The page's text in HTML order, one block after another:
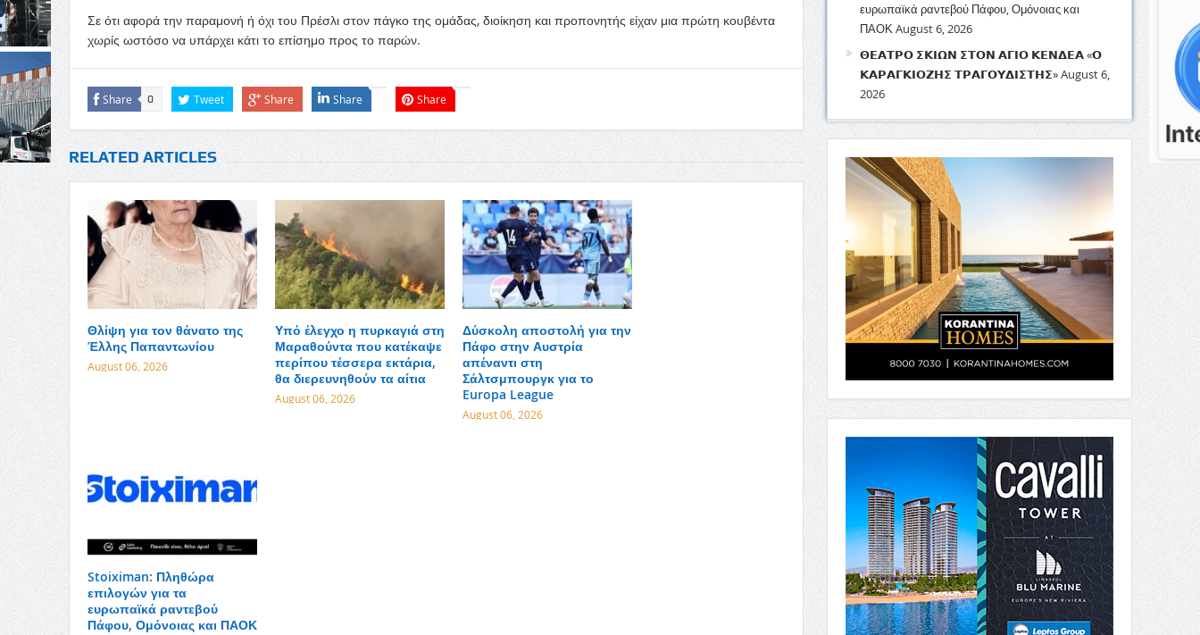
Σε ότι αφορά την παραμονή ή όχι του Πρέσλι στον πάγκο της ομάδας, διοίκηση και προπονητής είχαν μια πρώτη κουβέντα
χωρίς ωστόσο να υπάρχει κάτι το επίσημο προς το παρών.
Share 0 Tweet Share Share Share
RELATED ARTICLES
Θλίψη για τον θάνατο της
Έλλης Παπαντωνίου
August 06, 2026
Υπό έλεγχο η πυρκαγιά στη
Μαραθούντα που κατέκαψε
περίπου τέσσερα εκτάρια,
θα διερευνηθούν τα αίτια
August 06, 2026
Δύσκολη αποστολή για την
Πάφο στην Αυστρία
απέναντι στη
Σάλτσμπουργκ για το
Europa League
August 06, 2026
Stoiximan: Πληθώρα
επιλογών για τα
ευρωπαϊκά ραντεβού
Πάφου, Ομόνοιας και ΠΑΟΚ
ευρωπαϊκά ραντεβού Πάφου, Ομόνοιας και
ΠΑΟΚAugust 6, 2026
𝝝𝝚𝝖𝝩𝝦𝝤 𝝨𝝟𝝞𝝮𝝢 𝝨𝝩𝝤𝝢 𝝖𝝘𝝞𝝤 𝝟𝝚𝝢𝝙𝝚𝝖 «𝝤
𝝟𝝖𝝦𝝖𝝘𝝟𝝞𝝤𝝛𝝜𝝨 𝝩𝝦𝝖𝝘𝝤𝝪𝝙𝝞𝝨𝝩𝝜𝝨»August 6,
2026